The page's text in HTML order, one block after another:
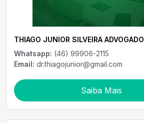
THIAGO JUNIOR SILVEIRA ADVOGADO
Whatsapp: (46) 99906-2115
Email: dr.thiagojunior@gmail.com
Saiba Mais